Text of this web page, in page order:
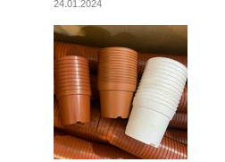
24.01.2024